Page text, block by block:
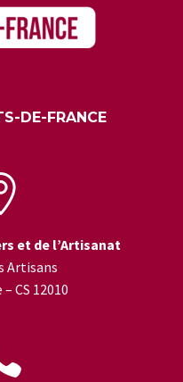
DE-FRANCE
et de l’Artisanat
Artisans
CS 12010